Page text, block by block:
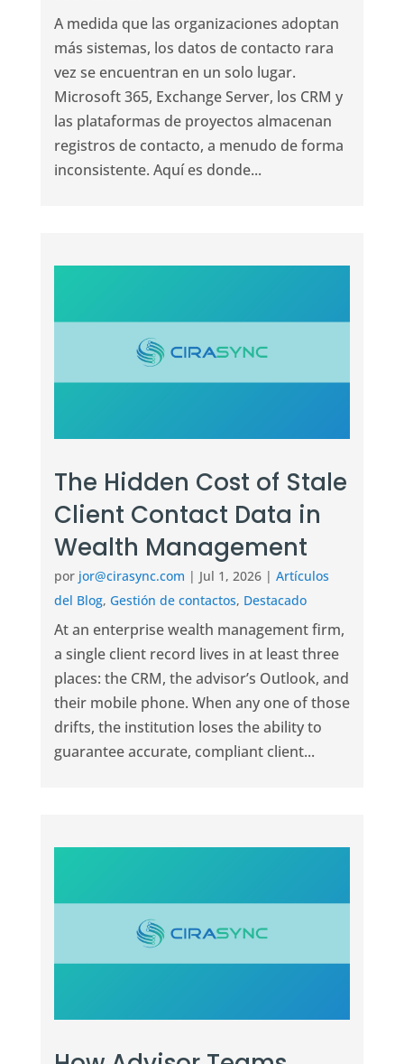
A medida que las organizaciones adoptan
más sistemas, los datos de contacto rara
vez se encuentran en un solo lugar.
Microsoft 365, Exchange Server, los CRM y
las plataformas de proyectos almacenan
registros de contacto, a menudo de forma
inconsistente. Aquí es donde...
The Hidden Cost of Stale
Client Contact Data in
Wealth Management
por jor@cirasync.com | Jul 1, 2026| Artículos
del Blog, Gestión de contactos, Destacado
At an enterprise wealth management firm,
a single client record lives in at least three
places: the CRM, the advisor’s Outlook, and
their mobile phone. When any one of those
drifts, the institution loses the ability to
guarantee accurate, compliant client...